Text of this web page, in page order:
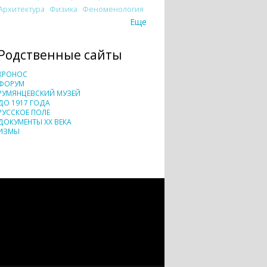
Физика Феноменология
Еще
сайты
МУЗЕЙ
1917 ГОДА
ПОЛЕ
XX ВЕКА